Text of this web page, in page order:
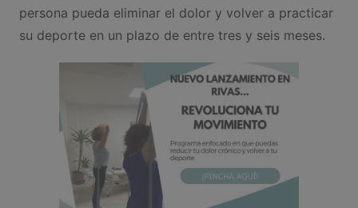
persona pueda eliminar el dolor y volver a practicar
su deporte en un plazo de entre tres y seis meses.